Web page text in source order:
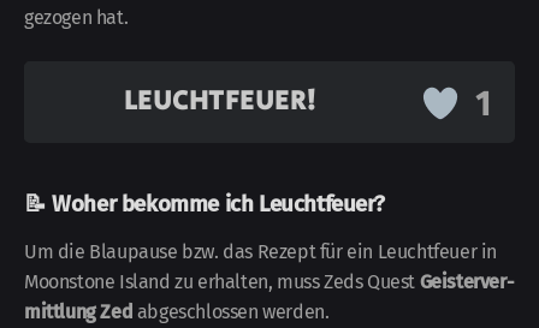
gezogen hat.
LEUCHTFEUER! 1
📝 Woher bekomme ich Leuchtfeuer?
Um die Blaupause bzw. das Rezept für ein Leucht­feuer in
Moonstone Island zu erhalten, muss Zeds Quest Geister­ver­
mittlung Zed ab­geschlossen werden.